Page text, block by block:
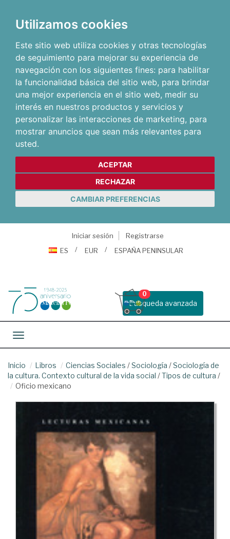
Utilizamos cookies
Este sitio web utiliza cookies y otras tecnologías
de seguimiento para mejorar su experiencia de
navegación con los siguientes fines: para habilitar
la funcionalidad básica del sitio web, para brindar
una mejor experiencia en el sitio web, medir su
interés en nuestros productos y servicios y
personalizar las interacciones de marketing, para
mostrar anuncios que sean más relevantes para
usted.
ACEPTAR
RECHAZAR
CAMBIAR PREFERENCIAS
Iniciar sesión
Registrarse
ES
EUR ESPAÑA PENINSULAR
Busqueda avanzada
0
Toggle navigation
Inicio Libros Ciencias Sociales /Sociología /Sociología de
la cultura. Contexto cultural de la vida social /Tipos de cultura /
Oficio mexicano